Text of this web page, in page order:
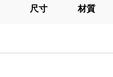
尺寸 材質